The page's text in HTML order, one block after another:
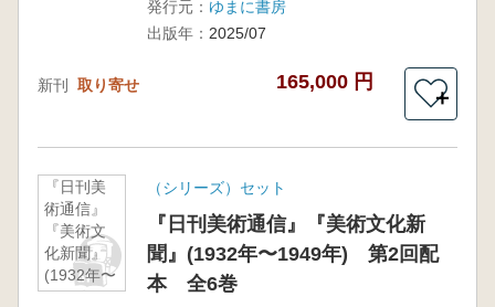
発行元： ゆまに書房
出版年： 2025/07
新刊 取り寄せ 165,000 円
＋
『日刊美
術通信』
『美術文
化新聞』
(1932年〜
1949年)
（シリーズ）セット
『日刊美術通信』『美術文化新
聞』(1932年〜1949年) 第2回配
本 全6巻